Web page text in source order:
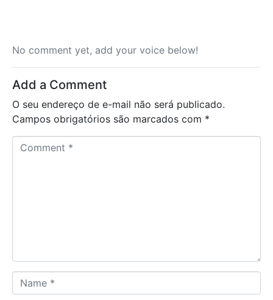
No comment yet, add your voice below!
Add a Comment
O seu endereço de e-mail não será publicado.
Campos obrigatórios são marcados com *
a